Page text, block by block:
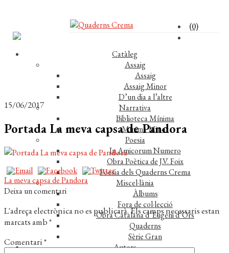
(0)
Catàleg
Assaig
Assaig
Assaig Minor
D’un dia a l’altre
Narrativa
Biblioteca Mínima
Mínima Minor
Poesia
In Amicorum Numero
Obra Poètica de J.V. Foix
Poesia dels Quaderns Crema
Miscel·lània
Àlbums
Fora de col·lecció
Obra Catalana d’Eugeni d’Ors
Quaderns
Sèrie Gran
Autors
15/06/2017
Portada La meva capsa de Pandora
Navegació
d'entrades
Entrada
anterior:
La meva capsa de Pandora
Deixa un comentari
L'adreça electrònica no es publicarà.Els camps necessaris estan
marcats amb*
Comentari*